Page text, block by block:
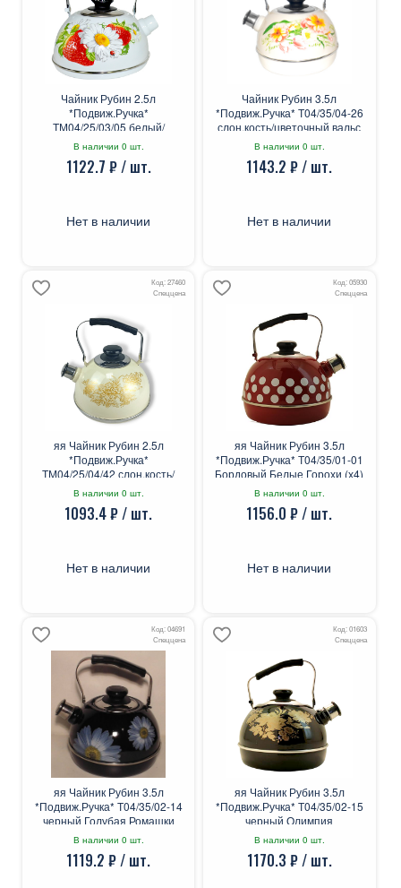
Чайник Рубин 2.5л
*Подвиж.Ручка*
ТМ04/25/03/05 белый/
клубника с ромашкой
В наличии 0 шт.
1122.7 ₽ / шт.
Нет в наличии
Чайник Рубин 3.5л
*Подвиж.Ручка* Т04/35/04-26
слон.кость/цветочный вальс
В наличии 0 шт.
1143.2 ₽ / шт.
Нет в наличии
Код: 27460
Спеццена
яя Чайник Рубин 2.5л
*Подвиж.Ручка*
ТМ04/25/04/42 слон.кость/
золотая космея
В наличии 0 шт.
1093.4 ₽ / шт.
Нет в наличии
Код: 05930
Спеццена
яя Чайник Рубин 3.5л
*Подвиж.Ручка* Т04/35/01-01
Бордовый Белые Горохи (х4)
В наличии 0 шт.
1156.0 ₽ / шт.
Нет в наличии
Код: 04691
Спеццена
яя Чайник Рубин 3.5л
*Подвиж.Ручка* Т04/35/02-14
черный Голубая Ромашки
В наличии 0 шт.
1119.2 ₽ / шт.
Код: 01603
Спеццена
яя Чайник Рубин 3.5л
*Подвиж.Ручка* Т04/35/02-15
черный Олимпия
В наличии 0 шт.
1170.3 ₽ / шт.